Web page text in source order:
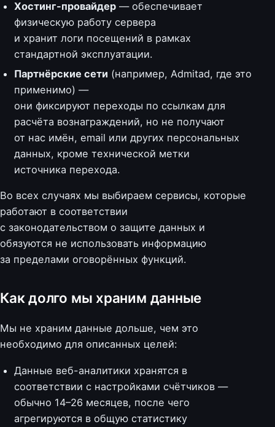
Хостинг-провайдер— обеспечивает
физическую работу сервера
и хранит логи посещений в рамках
стандартной эксплуатации.
Партнёрские сети (например, Admitad, где это
применимо) —
они фиксируют переходы по ссылкам для
расчёта вознаграждений, но не получают
от нас имён, email или других персональных
данных, кроме технической метки
источника перехода.
Во всех случаях мы выбираем сервисы, которые
работают в соответствии
с законодательством о защите данных и
обязуются не использовать информацию
за пределами оговорённых функций.
Как долго мы храним данные
Мы не храним данные дольше, чем это
необходимо для описанных целей:
Данные веб-аналитики хранятся в
соответствии с настройками счётчиков —
обычно 14–26 месяцев, после чего
агрегируются в общую статистику